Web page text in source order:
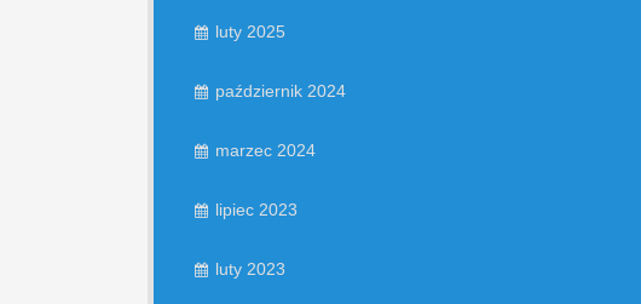
luty 2025
październik 2024
marzec 2024
lipiec 2023
luty 2023